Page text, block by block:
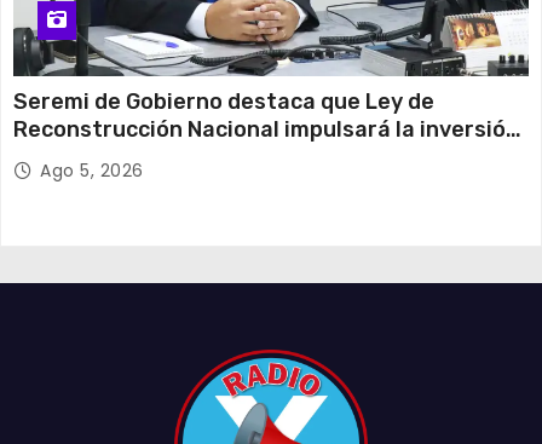
Seremi de Gobierno destaca que Ley de
Reconstrucción Nacional impulsará la inversión
y el empleo en Tarapacá
Ago 5, 2026